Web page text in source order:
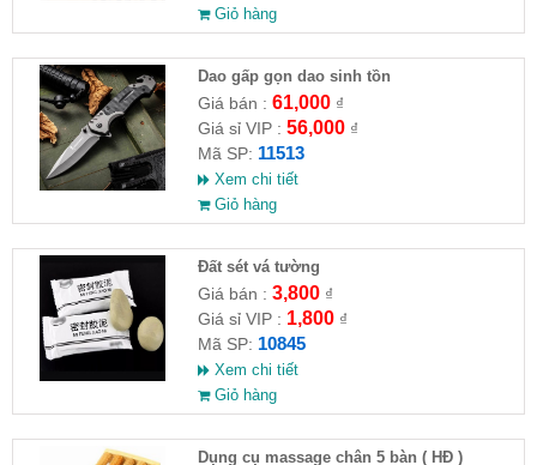
Giỏ hàng
Dao gấp gọn dao sinh tồn
Giá bán : 61,000₫
Giá sỉ VIP : 56,000₫
Mã SP: 11513
Xem chi tiết
Giỏ hàng
Đất sét vá tường
Giá bán : 3,800₫
Giá sỉ VIP : 1,800₫
Mã SP: 10845
Xem chi tiết
Giỏ hàng
Dụng cụ massage chân 5 bàn ( HĐ )